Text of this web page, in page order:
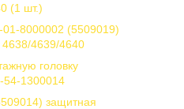
(1 шт.)
01-8000002 (5509019)
4638/4639/4640
головку
54-1300014
защитная